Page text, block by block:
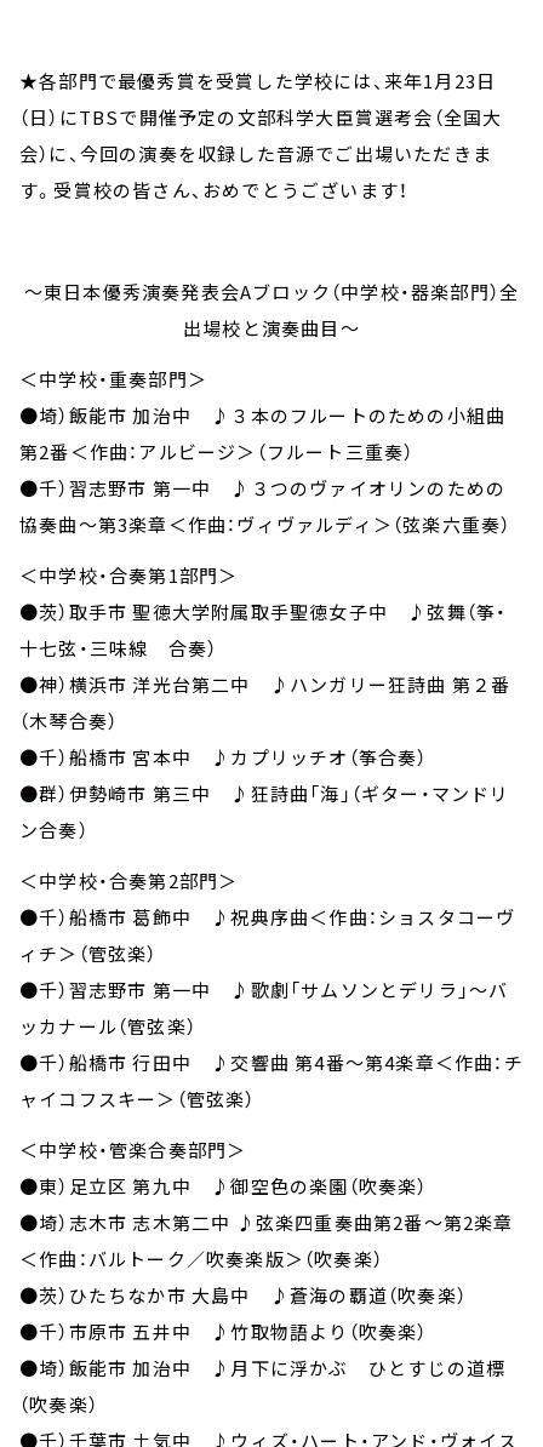
★各部門で最優秀賞を受賞した学校には、来年1月23日
（日）にTBSで開催予定の文部科学大臣賞選考会（全国大
会）に、今回の演奏を収録した音源でご出場いただきま
す。受賞校の皆さん、おめでとうございます！
～東日本優秀演奏発表会Aブロック（中学校・器楽部門）全
出場校と演奏曲目～
＜中学校・重奏部門＞
●埼）飯能市 加治中 ♪３本のフルートのための小組曲
第2番＜作曲：アルビージ＞（フルート三重奏）
●千）習志野市 第一中 ♪３つのヴァイオリンのための
協奏曲～第3楽章＜作曲：ヴィヴァルディ＞（弦楽六重奏）
＜中学校・合奏第1部門＞
●茨）取手市 聖徳大学附属取手聖徳女子中 ♪弦舞（筝・
十七弦・三味線 合奏）
●神）横浜市 洋光台第二中 ♪ハンガリー狂詩曲 第２番
（木琴合奏）
●千）船橋市 宮本中 ♪カプリッチオ（筝合奏）
●群）伊勢崎市 第三中 ♪狂詩曲「海」（ギター・マンドリ
ン合奏）
＜中学校・合奏第2部門＞
●千）船橋市 葛飾中 ♪祝典序曲＜作曲：ショスタコーヴ
ィチ＞（管弦楽）
●千）習志野市 第一中 ♪歌劇「サムソンとデリラ」～バ
ッカナール（管弦楽）
●千）船橋市 行田中 ♪交響曲 第4番～第4楽章＜作曲：チ
ャイコフスキー＞（管弦楽）
＜中学校・管楽合奏部門＞
●東）足立区 第九中 ♪御空色の楽園（吹奏楽）
●埼）志木市 志木第二中 ♪弦楽四重奏曲第2番～第2楽章
＜作曲：バルトーク／吹奏楽版＞（吹奏楽）
●茨）ひたちなか市 大島中 ♪蒼海の覇道（吹奏楽）
●千）市原市 五井中 ♪竹取物語より（吹奏楽）
●埼）飯能市 加治中 ♪月下に浮かぶ ひとすじの道標
（吹奏楽）
●千）千葉市 土気中 ♪ウィズ・ハート・アンド・ヴォイス